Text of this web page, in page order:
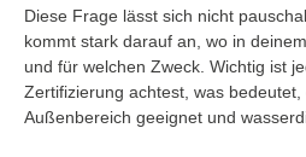
Diese Frage lässt sich nicht
kommt stark darauf an, wo in
und für welchen Zweck. Wichtig ist
Zertifizierung achtest, was
Außenbereich geeignet und